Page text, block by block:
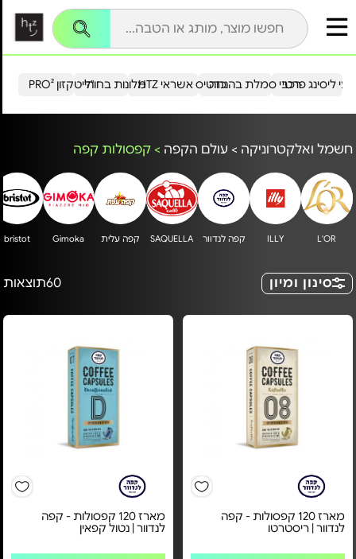
הייטקזון PRO²מלונות בחו"ל כרטיס אשראי HTZ ליסינג פרטירכבי סמלת בהנחה
חשמל ואלקטרוניקה > עולם הקפה > קפסולות קפה
L'OR
ILLY קפה לנדוור SAQUELLA קפה עלית Gimoka
bristot
סינון ומיון 60תוצאות
מארז 120 קפסולות - קפה
לנדוור | ריסטרטו
מארז 120 קפסולות - קפה
לנדוור | נטול קפאין